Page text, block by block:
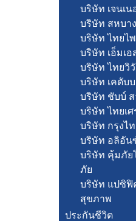
บริษัท เจนเ
บริษัท สหบา
บริษัท ไทยไ
บริษัท เอ็มเ
บริษัท ไทยวิ
บริษัท เคดับ
บริษัท ชับบ์
บริษัท ไทยเ
บริษัท กรุงไ
บริษัท อลิอัน
บริษัท คุ้มภัย
ภัย
บริษัท แปซิฟิ
สุขภาพ
ประกันชีวิต